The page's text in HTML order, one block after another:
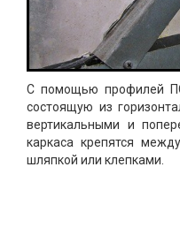
С помощью профилей
состоящую из
вертикальными и
каркаса крепятся
шляпкой или клепками.